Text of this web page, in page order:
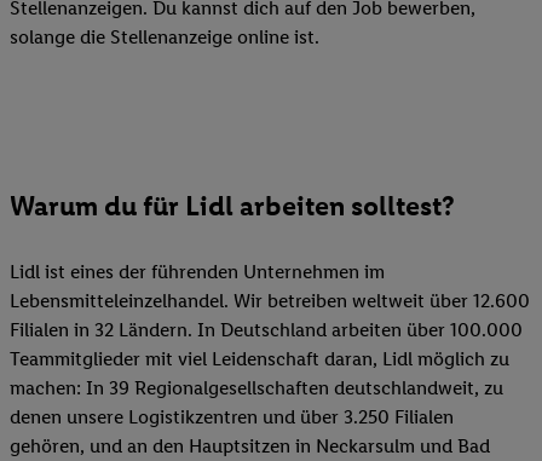
Stellenanzeigen. Du kannst dich auf den Job bewerben,
solange die Stellenanzeige online ist.
Warum du für Lidl arbeiten solltest?
Lidl ist eines der führenden Unternehmen im
Lebensmitteleinzelhandel. Wir betreiben weltweit über 12.600
Filialen in 32 Ländern. In Deutschland arbeiten über 100.000
Teammitglieder mit viel Leidenschaft daran, Lidl möglich zu
machen: In 39 Regionalgesellschaften deutschlandweit, zu
denen unsere Logistikzentren und über 3.250 Filialen
gehören, und an den Hauptsitzen in Neckarsulm und Bad